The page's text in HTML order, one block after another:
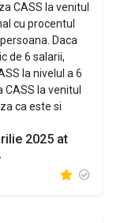
CASS la venitul
cu procentul
Daca
de 6 salarii,
la nivelul a 6
la venitul
ca este si
2025 at